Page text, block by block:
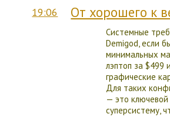
19:06 От хорошего к
Системные
Demigod, если
минимальных
лэптоп за $499
графические
Для таких
— это
суперсистему,